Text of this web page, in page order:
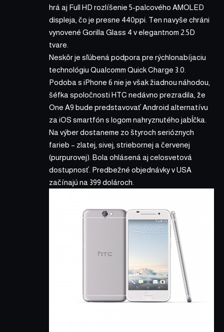
hrá aj Full HD rozlíšenie 5-palcového AMOLED
displeja, čo je presne 440ppi. Ten navyše chráni
vynovené Gorilla Glass 4 v elegantnom 2.5D
tvare.
Neskôr je sľúbená podpora pre rýchlonabíjaciu
technológiu Qualcomm Quick Charge 3.0.
Podoba s iPhone 6 nie je však žiadnou náhodou,
šéfka spoločnosti HTC nedávno prezradila , že
One A9 bude predstavovať Android alternatívu
za iOS smartfón s logom nahryznutého jabĺčka.
Na výber dostaneme zo štyroch serióznych
farieb – zlatej, sivej, striebornej a červenej
(purpurovej). Bola ohlásená aj celosvetová
dostupnosť. Predbežné objednávky v USA
začínajú na 399 dolároch.